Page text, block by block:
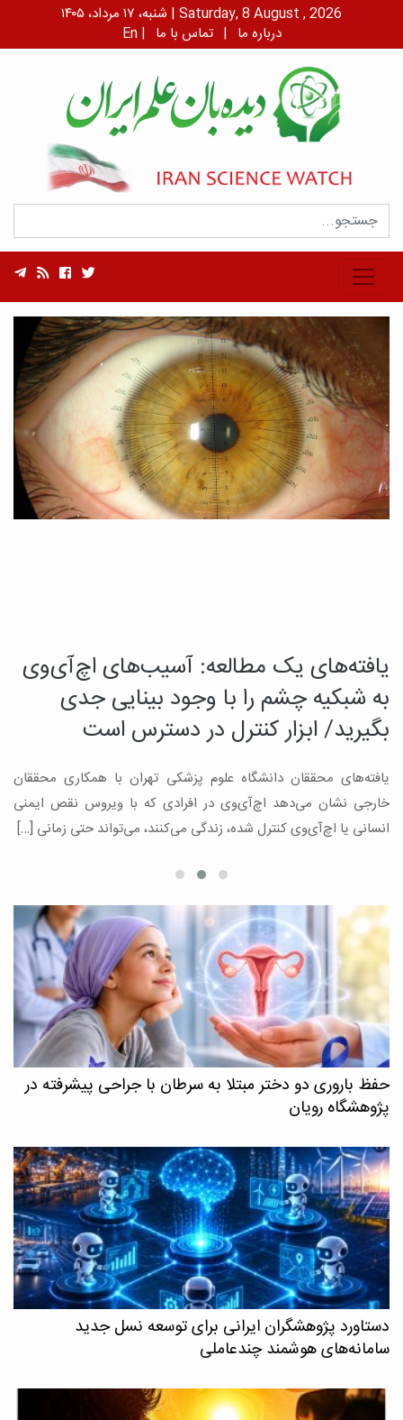
شنبه، ۱۷ مرداد، ۱۴۰۵ | Saturday, 8 August , 2026
En | درباره ما | تماس با ما
یافته‌های یک مطالعه: آسیب‌های اچ‌آی‌وی
به شبکیه چشم را با وجود بینایی جدی
بگیرید/ ابزار کنترل در دسترس است
یافته‌های محققان دانشگاه علوم پزشکی تهران با همکاری محققان
خارجی نشان می‌دهد اچ‌آی‌وی در افرادی که با ویروس نقص ایمنی
انسانی یا اچ‌آی‌وی کنترل شده، زندگی می‌کنند، می‌تواند حتی زمانی […]
حفظ باروری دو دختر مبتلا به سرطان با جراحی پیشرفته در
پژوهشگاه رویان
دستاورد پژوهشگران ایرانی برای توسعه نسل جدید
سامانه‌های هوشمند چندعاملی